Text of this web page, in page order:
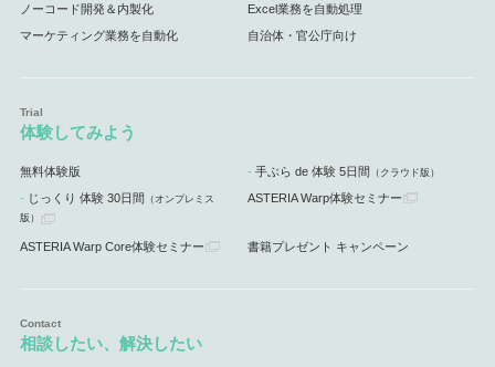
ノーコード開発＆内製化 Excel業務を自動処理
マーケティング業務を自動化 自治体・官公庁向け
体験してみよう
無料体験版 手ぶら de 体験 5日間 （クラウド版）
じっくり 体験 30日間 （オンプレミス
版）
ASTERIA Warp体験セミナー
ASTERIA Warp Core体験セミナー 書籍プレゼント キャンペーン
相談したい、解決したい